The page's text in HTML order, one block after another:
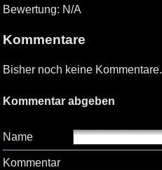
Bewertung: N/A
Kommentare
Bisher noch keine Kommentare.
Kommentar abgeben
Name
Kommentar